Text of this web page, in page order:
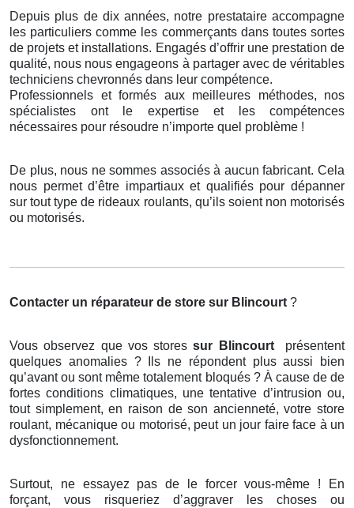
Depuis plus de dix années, notre prestataire accompagne
les particuliers comme les commerçants dans toutes sortes
de projets et installations. Engagés d’offrir une prestation de
qualité, nous nous engageons à partager avec de véritables
techniciens chevronnés dans leur compétence.
Professionnels et formés aux meilleures méthodes, nos
spécialistes ont le expertise et les compétences
nécessaires pour résoudre n’importe quel problème !
De plus, nous ne sommes associés à aucun fabricant. Cela
nous permet d’être impartiaux et qualifiés pour dépanner
sur tout type de rideaux roulants, qu’ils soient non motorisés
ou motorisés.
Contacter un réparateur de store sur Blincourt ?
Vous observez que vos storessur Blincourt
présentent
quelques anomalies ? Ils ne répondent plus aussi bien
qu’avant ou sont même totalement bloqués ? À cause de de
fortes conditions climatiques, une tentative d’intrusion ou,
tout simplement, en raison de son ancienneté, votre store
roulant, mécanique ou motorisé, peut un jour faire face à un
dysfonctionnement.
Surtout, ne essayez pas de le forcer vous-même ! En
forçant, vous risqueriez d’aggraver les choses ou